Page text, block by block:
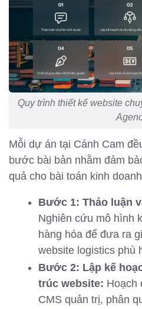
Quy trình thiết kế website
Mỗi dự án tại Cánh Cam
bước bài bản nhằm đảm
quả cho bài toán kinh
Bước 1: Thảo luận
Nghiên cứu mô hình
hàng hóa để đưa ra
website logistics phù
Bước 2: Lập kế
trúc website: Hoạch
CMS quản trị, phân